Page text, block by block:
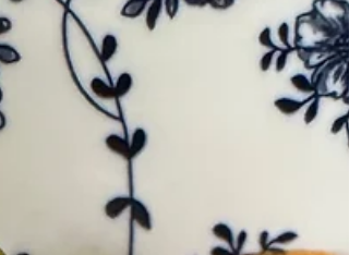
des crevettes à la place du jambon)… L’Italie
n’est pas très loin